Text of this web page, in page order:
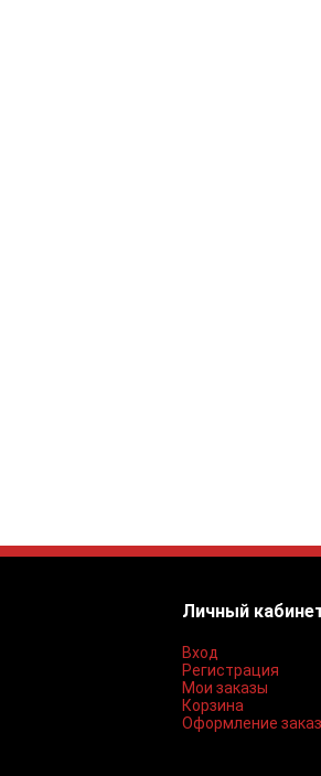
Личный
Вход
Регистрация
Мои заказы
Корзина
Оформление